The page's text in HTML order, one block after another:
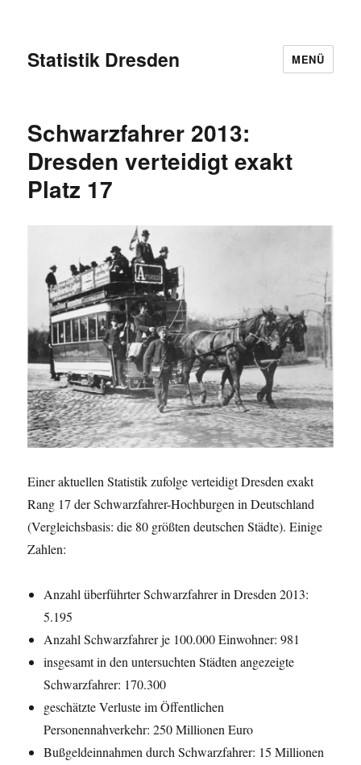
Statistik Dresden MENÜ
Schwarzfahrer 2013:
Dresden verteidigt exakt
Platz 17
Einer aktuellen Statistik zufolge verteidigt Dresden exakt
Rang 17 der Schwarzfahrer-Hochburgen in Deutschland
(Vergleichsbasis: die 80 größten deutschen Städte). Einige
Zahlen:
Anzahl überführter Schwarzfahrer in Dresden 2013:
5.195
Anzahl Schwarzfahrer je 100.000 Einwohner: 981
insgesamt in den untersuchten Städten angezeigte
Schwarzfahrer: 170.300
geschätzte Verluste im Öffentlichen
Personennahverkehr: 250 Millionen Euro
Bußgeldeinnahmen durch Schwarzfahrer: 15 Millionen